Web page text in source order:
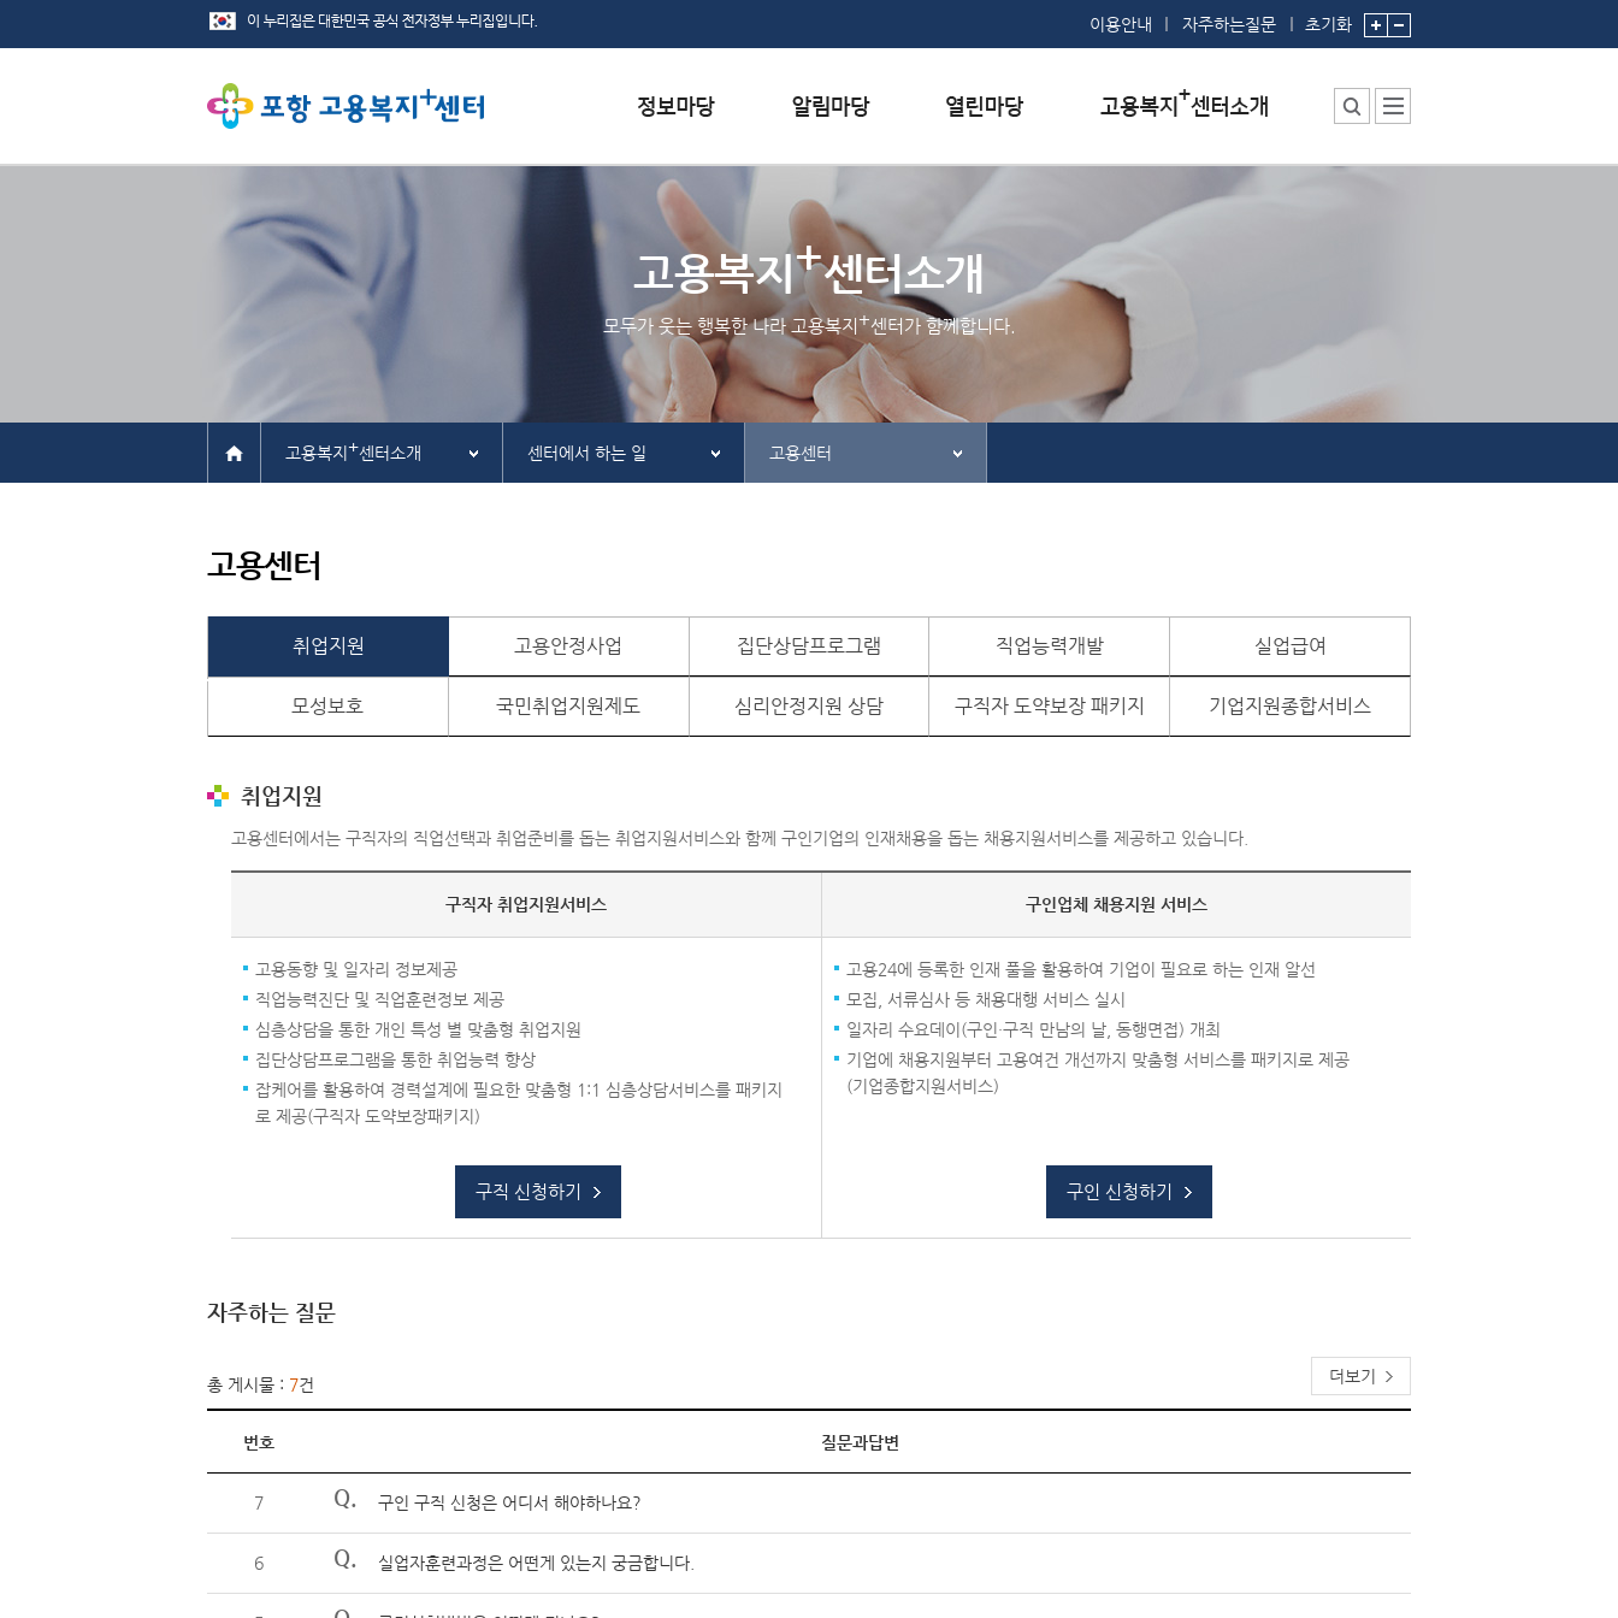
이용안내 자주하는질문 초기화
서식자료실
채용정보
인재정보
관련사이트
행사일정
공지사항
홍보/보도자료실
자주하는 질문
질문하기
칭찬하기
불친절 신고하기
센터소장 인사말
센터에서 하는 일
부서 및 직원소개
시설안내
찾아오시는 길
고용복지+센터소개
모두가 웃는 행복한 나라 고용복지 +센터가 함께합니다.
고용복지 +센터소개 센터에서 하는 일 고용센터
고용센터
취업지원 고용안정사업 집단상담프로그램 직업능력개발 실업급여
모성보호 국민취업지원제도 심리안정지원 상담 구직자 도약보장 패키지 기업지원종합서비스
취업지원
고용센터에서는 구직자의 직업선택과 취업준비를 돕는 취업지원서비스와 함께 구인기업의 인재채용을 돕는 채용지원서비스를 제공하고 있습니다.
구직자 취업지원서비스 구인업체 채용지원 서비스
고용동향 및 일자리 정보제공
직업능력진단 및 직업훈련정보 제공
심층상담을 통한 개인 특성 별 맞춤형 취업지원
집단상담프로그램을 통한 취업능력 향상
잡케어를 활용하여 경력설계에 필요한 맞춤형 1:1 심층상담서비스를 패키지
로 제공(구직자 도약보장패키지)
구직 신청하기
고용24에 등록한 인재 풀을 활용하여 기업이 필요로 하는 인재 알선
모집, 서류심사 등 채용대행 서비스 실시
일자리 수요데이(구인·구직 만남의 날, 동행면접) 개최
기업에 채용지원부터 고용여건 개선까지 맞춤형 서비스를 패키지로 제공
(기업종합지원서비스)
구인 신청하기
자주하는 질문
총 게시물 : 7건 더보기
번호 질문과답변
7 Q. 구인 구직 신청은 어디서 해야하나요?
6 Q. 실업자훈련과정은 어떤게 있는지 궁금합니다.